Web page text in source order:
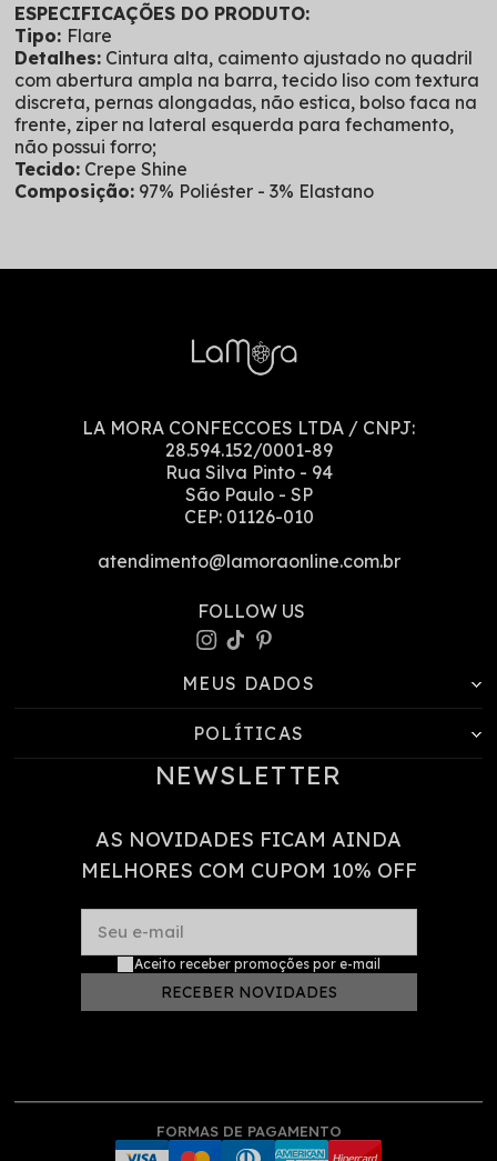
ESPECIFICAÇÕES DO PRODUTO:
Tipo: Flare
Detalhes: Cintura alta, caimento ajustado no quadril
com abertura ampla na barra, tecido liso com textura
discreta, pernas alongadas, não estica, bolso faca na
frente, ziper na lateral esquerda para fechamento,
não possui forro;
Tecido: Crepe Shine
Composição: 97% Poliéster - 3% Elastano
LA MORA CONFECCOES LTDA / CNPJ:
28.594.152/0001-89
Rua Silva Pinto - 94
São Paulo - SP
CEP: 01126-010
atendimento@lamoraonline.com.br
MEUS DADOS
POLÍTICAS
NEWSLETTER
AS NOVIDADES FICAM AINDA
MELHORES COM CUPOM 10% OFF
Seu e-mail
RECEBER NOVIDADES
Aceito receber promoções por e-mail
FORMAS DE PAGAMENTO